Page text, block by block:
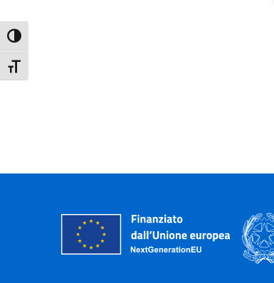
Attiva/disattiva alto contrasto
Attiva/disattiva dimensione testo